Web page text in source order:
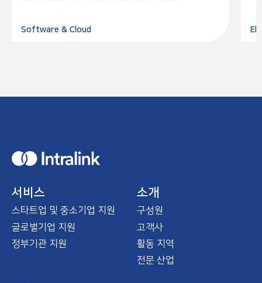
Software & Cloud
H
o
서비스
스타트업 및 중소기업 지원
글로벌기업 지원
정부기관 지원
소개
구성원
고객사
활동 지역
전문 산업